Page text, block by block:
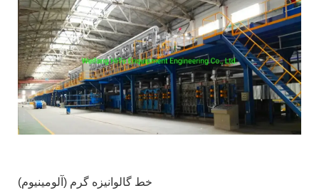
خط گالوانیزه گرم (آلومینیوم)